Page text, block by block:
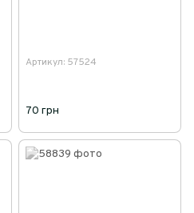
Артикул: 57524
70 грн